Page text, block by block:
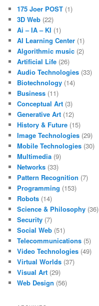
175 Joer POST (1)
3D Web (22)
Ai – IA – KI (1)
AI Learning Center (1)
Algorithmic music (2)
Artificial Life (26)
Audio Technologies (33)
Biotechnology (14)
Business (11)
Conceptual Art (3)
Generative Art (12)
History & Future (15)
Image Technologies (29)
Mobile Technologies (30)
Multimedia (9)
Networks (33)
Pattern Recognition (7)
Programming (153)
Robots (14)
Science & Philosophy (36)
Security (7)
Social Web (51)
Telecommunications (5)
Video Technologies (49)
Virtual Worlds (37)
Visual Art (29)
Web Design (56)